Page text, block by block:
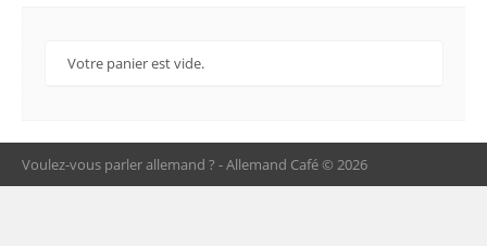
Votre panier est vide.
Voulez-vous parler allemand ? - Allemand Café © 2026